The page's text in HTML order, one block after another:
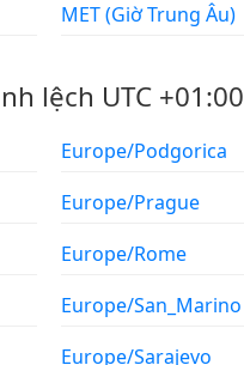
MET (Giờ Trung Âu)
lệch UTC +01:00
Europe/Podgorica
Europe/Prague
Europe/Rome
Europe/San_Marino
Europe/Sarajevo